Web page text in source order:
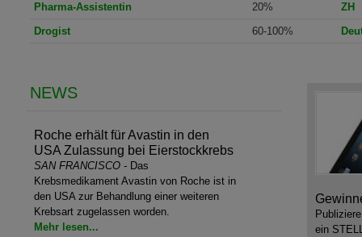
Pharma-Assistentin
20%
ZH
Drogist
60-100%
NEWS
Roche erhält für Avastin in den
USA Zulassung bei Eierstockkrebs
SAN FRANCISCO - Das
Krebsmedikament Avastin von Roche ist in
den USA zur Behandlung einer weiteren
Krebsart zugelassen worden.
Mehr lesen...
ein